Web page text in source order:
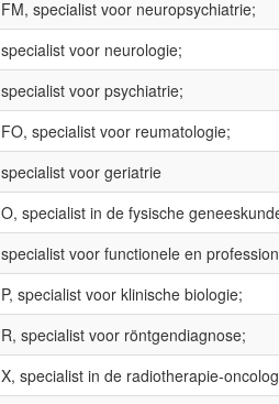
FM, specialist voor neuropsychiatrie;
specialist voor neurologie;
specialist voor psychiatrie;
FO, specialist voor reumatologie;
specialist voor geriatrie
O, specialist in de fysische
specialist voor functionele en
P, specialist voor klinische biologie;
R, specialist voor röntgendiagnose;
X, specialist in de radiotherapie-